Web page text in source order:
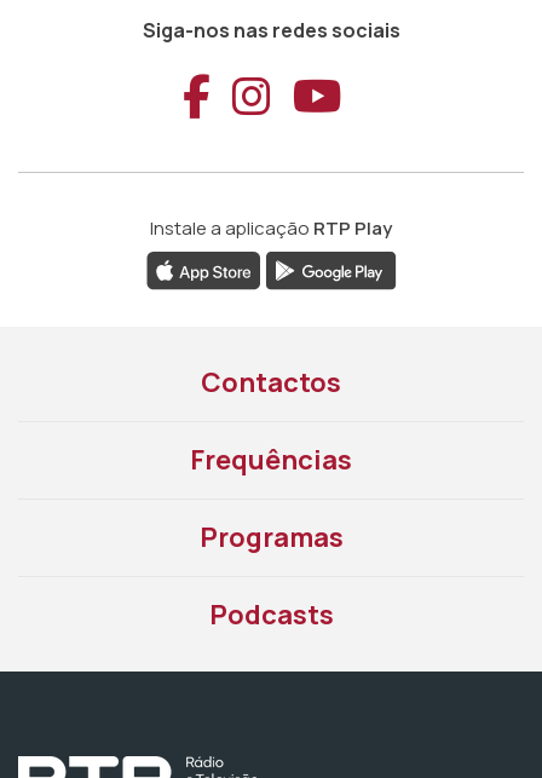
Siga-nos nas redes sociais
Aceder ao
Aceder ao
Aceder
Instale a aplicação RTP Play
Contactos
Frequências
Programas
Podcasts